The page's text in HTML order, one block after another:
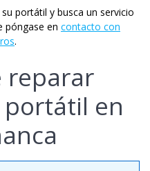
portátil y busca un servicio
póngase en contacto con
.
reparar
portátil en